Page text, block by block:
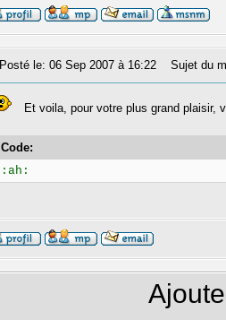
Posté le: 06 Sep 2007 à 16:22 Sujet du
Et voila, pour votre plus grand plaisir,
Code:
:ah: